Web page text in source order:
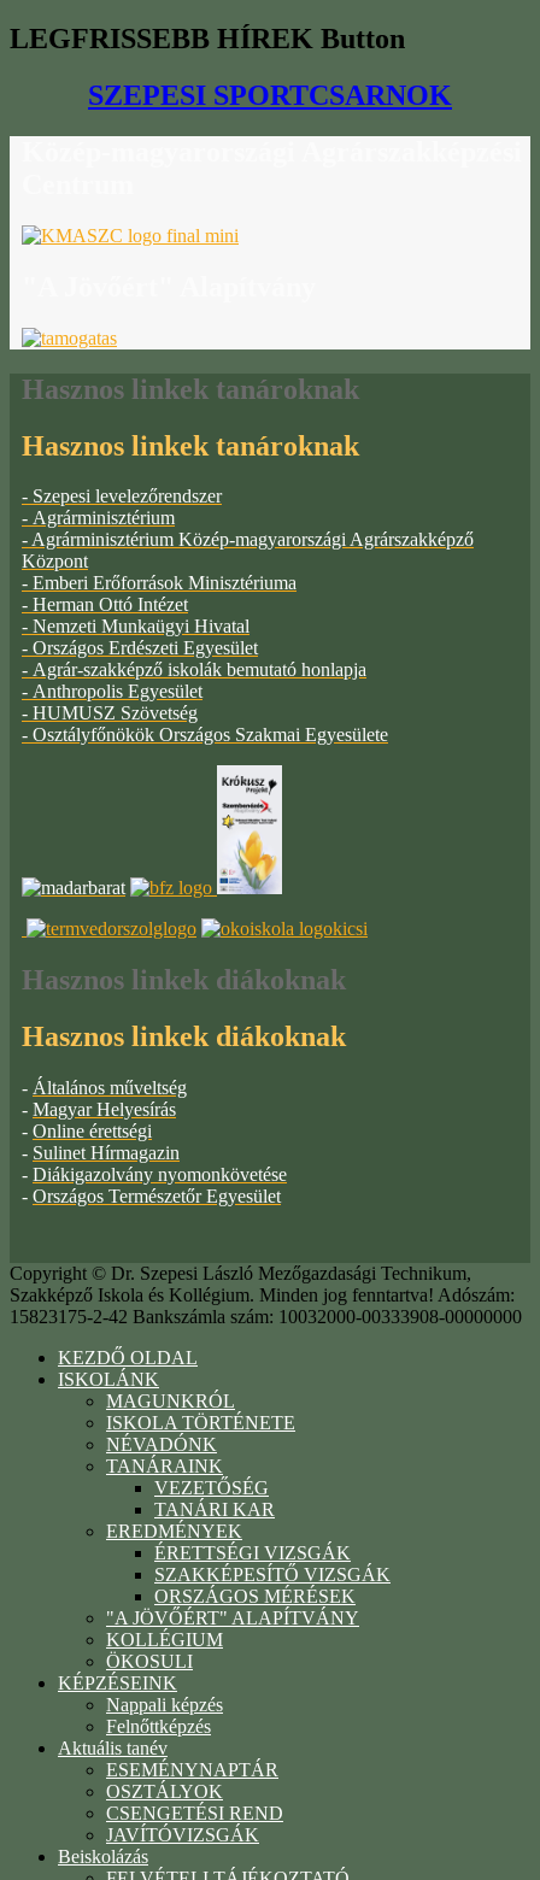
LEGFRISSEBB HÍREK Button
SZEPESI SPORTCSARNOK
Hasznos linkek tanároknak
Hasznos linkek tanároknak
- Szepesi levelezőrendszer
- Agrárminisztérium
- Agrárminisztérium Közép-magyarországi Agrárszakképző
Központ
- Emberi Erőforrások Minisztériuma
- Herman Ottó Intézet
- Nemzeti Munkaügyi Hivatal
- Országos Erdészeti Egyesület
- Agrár-szakképző iskolák bemutató honlapja
- Anthropolis Egyesület
- HUMUSZ Szövetség
- Osztályfőnökök Országos Szakmai Egyesülete
Hasznos linkek diákoknak
Hasznos linkek diákoknak
- Általános műveltség
- Magyar Helyesírás
- Online érettségi
- Sulinet Hírmagazin
- Diákigazolvány nyomonkövetése
- Országos Természetőr Egyesület
Copyright © Dr. Szepesi László Mezőgazdasági Technikum,
Szakképző Iskola és Kollégium. Minden jog fenntartva! Adószám:
15823175-2-42 Bankszámla szám: 10032000-00333908-00000000
KEZDŐ OLDAL
ISKOLÁNK
MAGUNKRÓL
ISKOLA TÖRTÉNETE
NÉVADÓNK
TANÁRAINK
VEZETŐSÉG
TANÁRI KAR
EREDMÉNYEK
ÉRETTSÉGI VIZSGÁK
SZAKKÉPESÍTŐ VIZSGÁK
ORSZÁGOS MÉRÉSEK
"A JÖVŐÉRT" ALAPÍTVÁNY
KOLLÉGIUM
ÖKOSULI
KÉPZÉSEINK
Nappali képzés
Felnőttképzés
Aktuális tanév
ESEMÉNYNAPTÁR
OSZTÁLYOK
CSENGETÉSI REND
JAVÍTÓVIZSGÁK
Beiskolázás